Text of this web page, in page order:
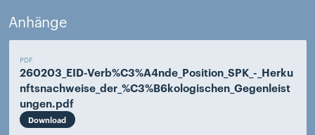
Anhänge
PDF
260203_EID-Verb%C3%A4nde_Position_SPK_-_Herku
nftsnachweise_der_%C3%B6kologischen_Gegenleist
ungen.pdf
Download